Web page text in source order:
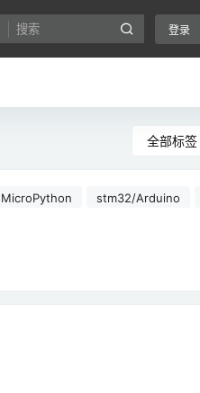
登录
全部标签
MicroPython stm32/Arduino